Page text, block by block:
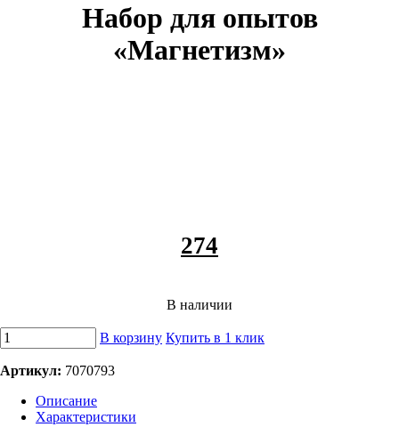
Набор для опытов
«Магнетизм»
274
В наличии
В корзину Купить в 1 клик
Артикул: 7070793
Описание
Характеристики